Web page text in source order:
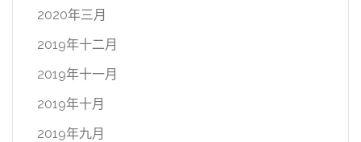
2020年三月
2019年十二月
2019年十一月
2019年十月
2019年九月